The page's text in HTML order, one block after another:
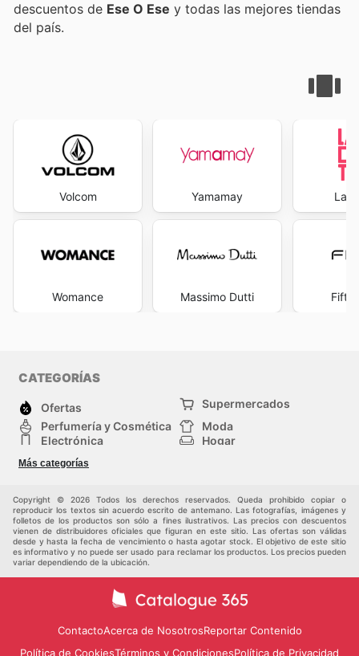
descuentos de Ese O Ese y todas las mejores tiendas
del país.
Volcom
Womance
Yamamay
Massimo Dutti
La
Fifty
CATEGORÍAS
Ofertas
Supermercados
Perfumería y Cosmética
Moda
Electrónica
Hogar
Deporte
Juguetes y bebés
Más categorías
Copyright © 2026 Todos los derechos reservados. Queda prohibido copiar o
reproducir los textos sin acuerdo escrito de antemano. Las fotografías, imágenes y
folletos de los productos son sólo a fines ilustrativos. Las precios con descuentos
vienen de distribuidores oficiales que figuran en este sitio. Las ofertas son válidas
desde y hasta la fecha de vencimiento o hasta agotar stock. El objetivo de este sitio
es informativo y no puede ser usado para reclamar los productos. Los precios pueden
variar dependiendo de la ubicación.
ContactoAcerca de NosotrosReportar Contenido
Política de CookiesTérminos y CondicionesPolítica de Privacidad